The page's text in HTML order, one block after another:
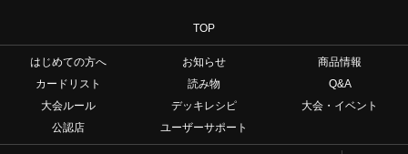
TOP
はじめての方へ お知らせ
商品情報
カードリスト
読み物
Q&A
大会ルール
デッキレシピ
大会・イベント
公認店
ユーザーサポート